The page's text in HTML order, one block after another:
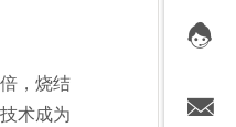
，烧结
术成为